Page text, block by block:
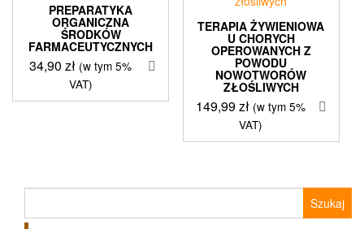
PREPARATYKA
ORGANICZNA
ŚRODKÓW
FARMACEUTYCZNYCH
34,90zł (w tym 5%
VAT)
TERAPIA ŻYWIENIOWA
U CHORYCH
OPEROWANYCH Z
POWODU
NOWOTWORÓW
ZŁOŚLIWYCH
149,99zł (w tym 5%
VAT)